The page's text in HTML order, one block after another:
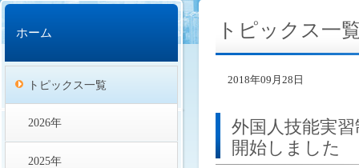
ホーム
トピックス一覧
2026年
2025年
トピックス一
2018年09月28日
外国人技能実
開始しました